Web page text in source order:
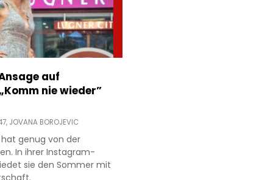
auf
nie wieder”
JOVANA BOROJEVIC
genug von der
In ihrer Instagram-
sie den Sommer mit